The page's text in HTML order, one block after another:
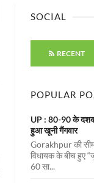
SOCIAL
RECENT
POPULAR
UP : 80-90 के दशक
हुआ खूनी गैंगवार
Gorakhpur की
विधायक के बीच हुए
60 सा...